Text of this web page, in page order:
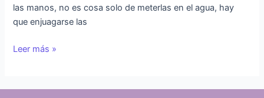
las manos, no es cosa solo de meterlas en el agua, hay
que enjuagarse las
Leer más »